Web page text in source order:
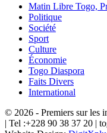
Matin Libre Togo,
Politique
Société
Sport
Culture
Économie
Togo Diaspora
Faits Divers
International
© 2026 - Premiers sur les
| Tel :+228 90 38 37 20 |